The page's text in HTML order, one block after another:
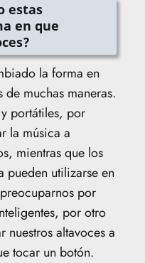
estas
en que
la forma en
muchas maneras.
portátiles, por
la música a
mientras que los
pueden utilizarse en
por
por otro
nuestros altavoces a
tocar un botón.